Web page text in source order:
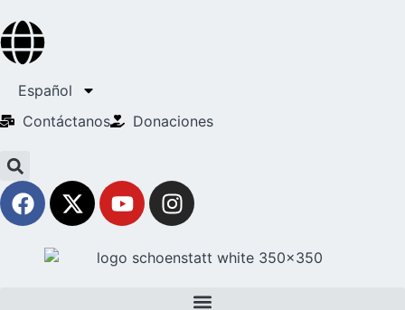
Español
Contáctanos
Donaciones